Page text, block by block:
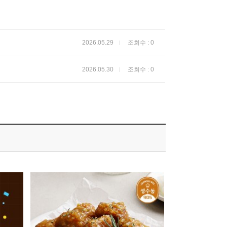
2026.05.29 조회수 : 0
2026.05.30 조회수 : 0